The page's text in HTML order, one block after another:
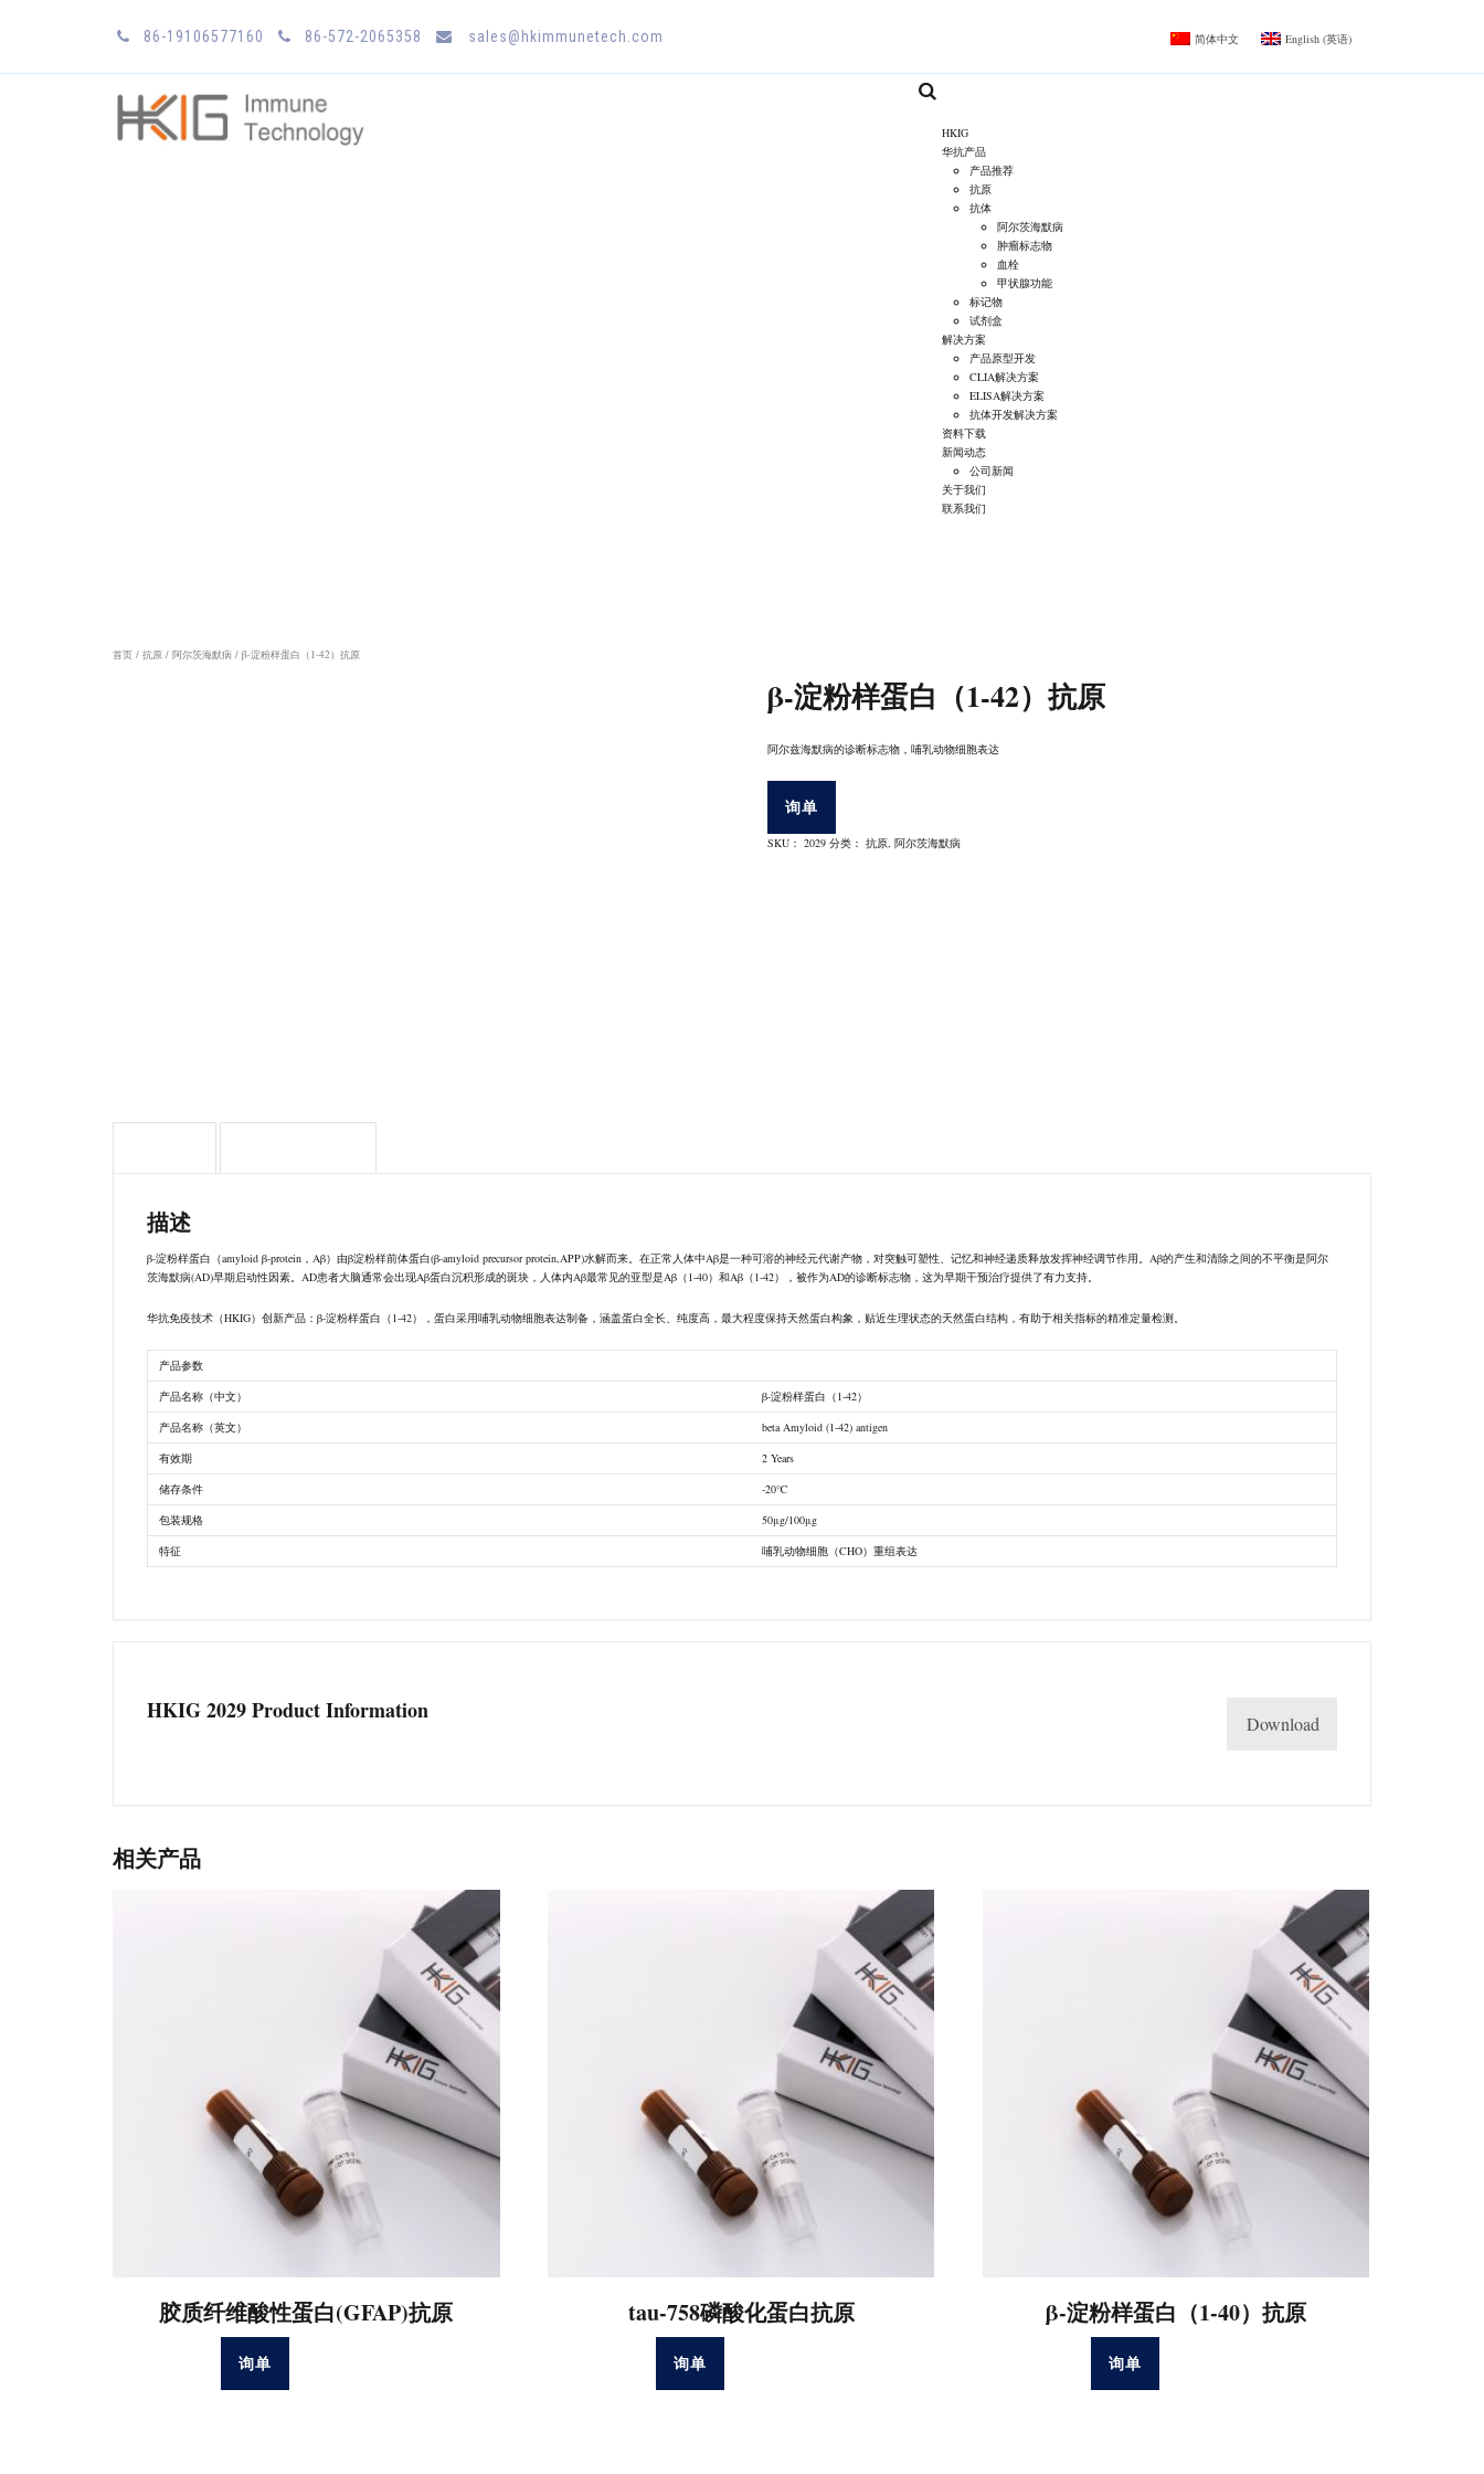
86-19106577160 86-572-2065358 sales@hkimmunetech.com 简体中文 English (英语)
HKIG
华抗产品
产品推荐
抗原
抗体
阿尔茨海默病
肿瘤标志物
血栓
甲状腺功能
标记物
试剂盒
解决方案
产品原型开发
CLIA解决方案
ELISA解决方案
抗体开发解决方案
资料下载
新闻动态
公司新闻
关于我们
联系我们
首页 / 抗原 / 阿尔茨海默病 / β-淀粉样蛋白（1-42）抗原
β-淀粉样蛋白（1-42）抗原
阿尔兹海默病的诊断标志物，哺乳动物细胞表达
询单
SKU： 2029 分类： 抗原, 阿尔茨海默病
描述
β-淀粉样蛋白（amyloid β-protein，Aβ）由β淀粉样前体蛋白(β-amyloid precursor protein,APP)水解而来。在正常人体中Aβ是一种可溶的神经元代谢产物，对突触可塑性、记忆和神经递质释放发挥神经调节作用。Aβ的产生和清除之间的不平衡是阿尔
茨海默病(AD)早期启动性因素。AD患者大脑通常会出现Aβ蛋白沉积形成的斑块，人体内Aβ最常见的亚型是Aβ（1-40）和Aβ（1-42），被作为AD的诊断标志物，这为早期干预治疗提供了有力支持。
华抗免疫技术（HKIG）创新产品：β-淀粉样蛋白（1-42），蛋白采用哺乳动物细胞表达制备，涵盖蛋白全长、纯度高，最大程度保持天然蛋白构象，贴近生理状态的天然蛋白结构，有助于相关指标的精准定量检测。
产品参数
产品名称（中文）
β-淀粉样蛋白（1-42）
产品名称（英文）
beta Amyloid (1-42) antigen
有效期
2 Years
储存条件
-20℃
包装规格
50μg/100μg
特征
哺乳动物细胞（CHO）重组表达
HKIG 2029 Product Information Download
相关产品
胶质纤维酸性蛋白(GFAP)抗原
询单
tau-758磷酸化蛋白抗原
询单
β-淀粉样蛋白（1-40）抗原
询单